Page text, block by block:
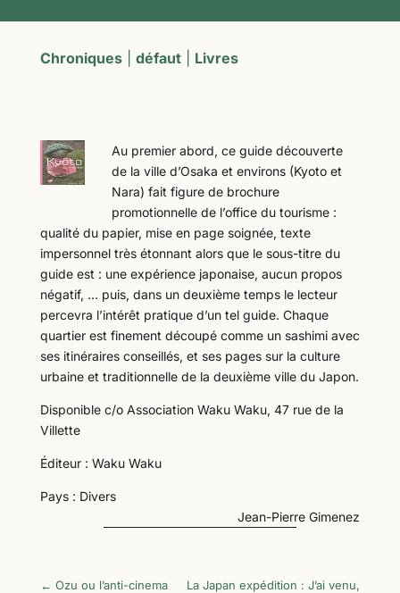
Chroniques| défaut| Livres
Au premier abord, ce guide découverte
de la ville d’Osaka et environs (Kyoto et
Nara) fait figure de brochure
promotionnelle de l’office du tourisme :
qualité du papier, mise en page soignée, texte
impersonnel très étonnant alors que le sous-titre du
guide est : une expérience japonaise, aucun propos
négatif, … puis, dans un deuxième temps le lecteur
percevra l’intérêt pratique d’un tel guide. Chaque
quartier est finement découpé comme un sashimi avec
ses itinéraires conseillés, et ses pages sur la culture
urbaine et traditionnelle de la deuxième ville du Japon.
Disponible c/o Association Waku Waku, 47 rue de la
Villette
Éditeur : Waku Waku
Pays : Divers
Jean-Pierre Gimenez
← Ozu ou l’anti-cinema
La Japan expédition : J’ai venu,